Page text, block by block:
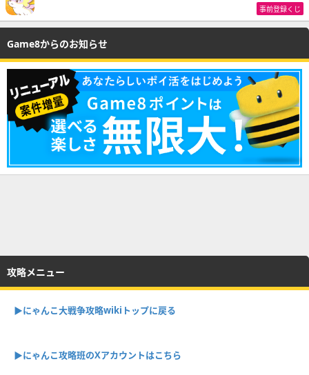
事前登録くじ
Game8からのお知らせ
攻略メニュー
▶︎にゃんこ大戦争攻略wikiトップに戻る
▶︎にゃんこ攻略班のXアカウントはこちら